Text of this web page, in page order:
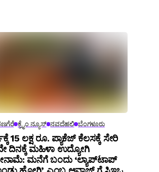
ಕ್ರೈಂ ನ್ಯೂಸ್ ನವದೆಹಲಿ ಬೆಂಗಳೂರು
15 ಲಕ್ಷ ರೂ. ಪ್ಯಾಕೆಜ್ ಕೆಲಸಕ್ಕೆ ಸೇರಿ
ದಿನಕ್ಕೆ ಮಹಿಳಾ ಉದ್ಯೋಗಿ
ಮನೆಗೆ ಬಂದು ‘ಲ್ಯಾಪ್‌ಟಾಪ್